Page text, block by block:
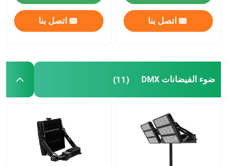
اتصل بنا اتصل بنا
ضوء الفيضانات DMX (11)